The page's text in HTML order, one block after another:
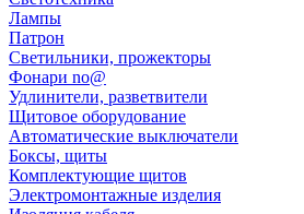
Лампы
Патрон
Светильники, прожекторы
Фонари no@
Удлинители, разветвители
Щитовое оборудование
Автоматические выключатели
Боксы, щиты
Комплектующие щитов
Электромонтажные изделия